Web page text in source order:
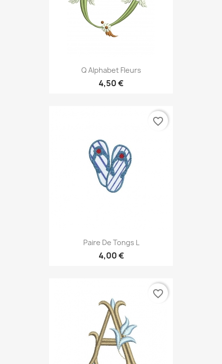
Q Alphabet Fleurs
4,50 €
Paire De Tongs L
4,00 €
favorite_border
favorite_border